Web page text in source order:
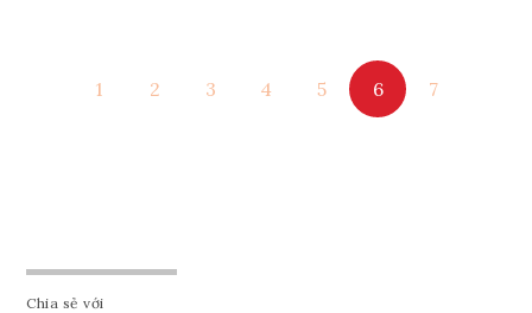
Tham vấn Interlink
1 2 3 4 5 6 7
Chia sẻ với